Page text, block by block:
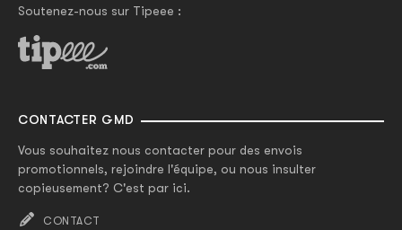
Soutenez-nous sur Tipeee :
CONTACTER GMD
Vous souhaitez nous contacter pour des envois
promotionnels, rejoindre l'équipe, ou nous insulter
copieusement? C'est par ici.
CONTACT